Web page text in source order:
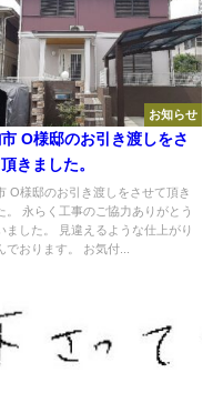
お知らせ
O様邸のお引き渡しをさ
きました。
O様邸のお引き渡しをさせて頂き
。 永らく工事のご協力ありがとう
ました。 見違えるような仕上がり
でおります。 お気付...